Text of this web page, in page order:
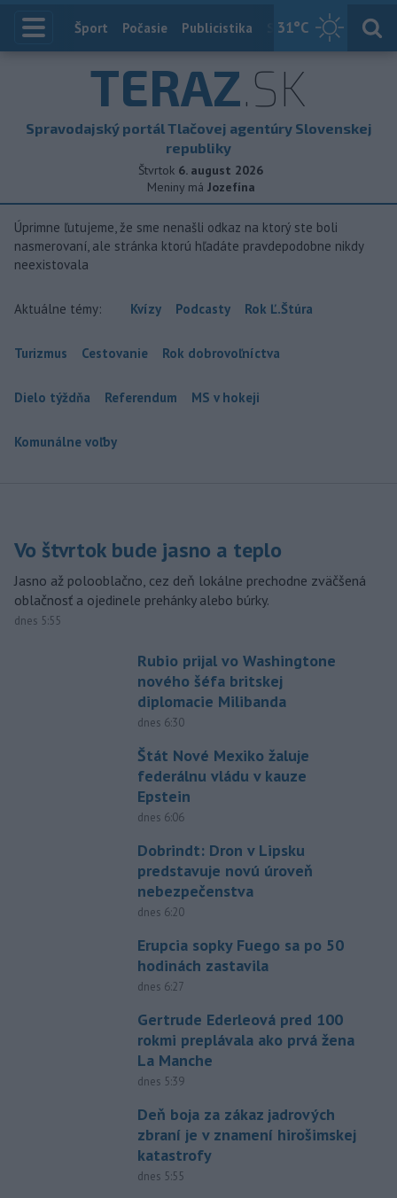
31°C
Index
Šport Počasie Publicistika Slovensko
TERAZ.SK
Spravodajský portál Tlačovej agentúry Slovenskej
republiky
Štvrtok 6. august 2026
Meniny má Jozefína
Úprimne ľutujeme, že sme nenašli odkaz na ktorý ste boli
nasmerovaní, ale stránka ktorú hľadáte pravdepodobne nikdy
neexistovala
Aktuálne témy: Kvízy Podcasty Rok Ľ.Štúra
Turizmus Cestovanie Rok dobrovoľníctva
Dielo týždňa Referendum MS v hokeji
Komunálne voľby
Vo štvrtok bude jasno a teplo
Jasno až polooblačno, cez deň lokálne prechodne zväčšená
oblačnosť a ojedinele prehánky alebo búrky.
dnes 5:55
Rubio prijal vo Washingtone
nového šéfa britskej
diplomacie Milibanda
dnes 6:30
Štát Nové Mexiko žaluje
federálnu vládu v kauze
Epstein
dnes 6:06
Dobrindt: Dron v Lipsku
predstavuje novú úroveň
nebezpečenstva
dnes 6:20
Erupcia sopky Fuego sa po 50
hodinách zastavila
dnes 6:27
Gertrude Ederleová pred 100
rokmi preplávala ako prvá žena
La Manche
dnes 5:39
Deň boja za zákaz jadrových
zbraní je v znamení hirošimskej
katastrofy
dnes 5:55